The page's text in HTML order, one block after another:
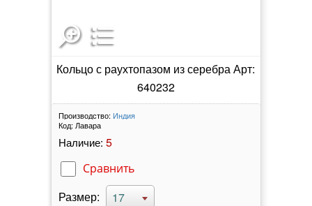
Кольцо с раухтопазом из серебра Арт:
640232
Производство: Индия
Код: Лавара
Наличие: 5
Сравнить
Размер: 17